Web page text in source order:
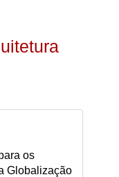
os
Globalização